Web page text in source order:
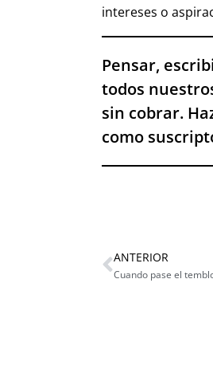
intereses o
Pensar,
todos
sin cobrar.
como
ANTERIOR
Cuando pase el